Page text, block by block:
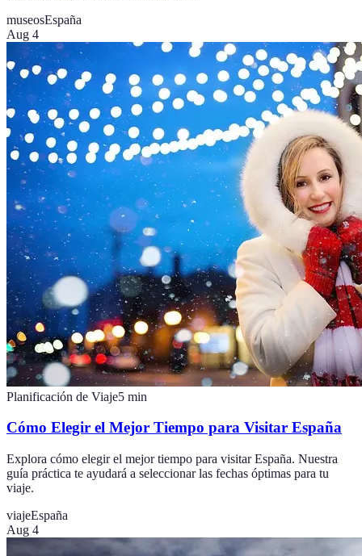
museosEspaña
Aug 4
Planificación de Viaje5 min
Cómo Elegir el Mejor Tiempo para Visitar España
Explora cómo elegir el mejor tiempo para visitar España. Nuestra
guía práctica te ayudará a seleccionar las fechas óptimas para tu
viaje.
viajeEspaña
Aug 4